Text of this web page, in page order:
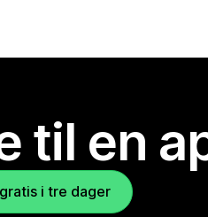
til en
i tre dager